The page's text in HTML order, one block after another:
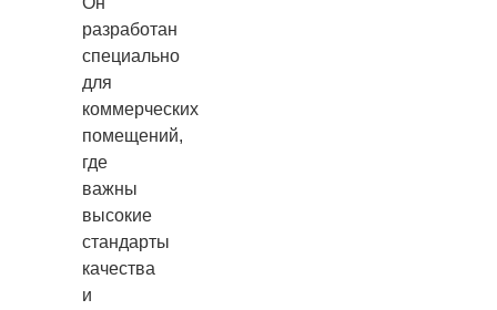
разработан
специально
для
коммерческих
помещений,
где
важны
высокие
стандарты
качества
и